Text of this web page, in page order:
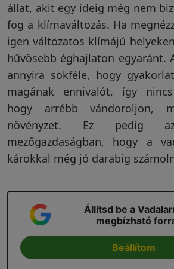
állat, akit egy ideig még nem
fog a klímaváltozás. Ha
igen változatos klímájú
hűvösebb éghajlaton egyaránt.
annyira sokféle, hogy
magának ennivalót, így nincs
hogy arrébb vándoroljon,
növényzet. Ez pedig
mezőgazdaságban, hogy a
károkkal még jó darabig
Állítsd be a
megbízható
Beállítom